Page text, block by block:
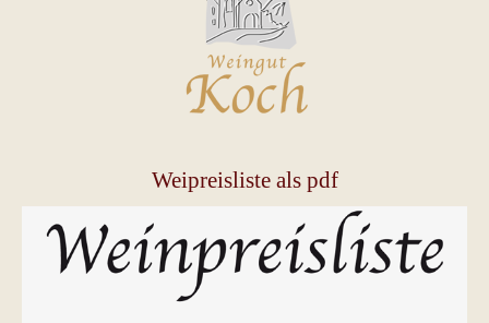
Weipreisliste als pdf